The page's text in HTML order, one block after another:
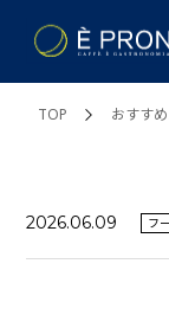
TOP おすす
2026.06.09 フ